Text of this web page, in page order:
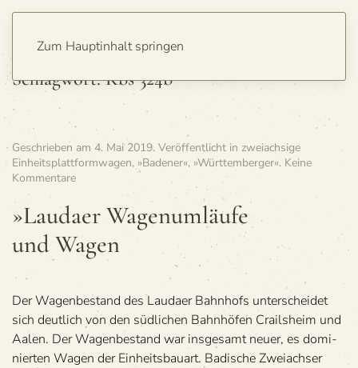
Zum Hauptinhalt springen
Schlagwort:Kbs 324b
Geschrieben am 4. Mai 2019. Veröffentlicht in zweiachsige
Einheitsplattformwagen, »Badener«, »Württemberger«. Keine
Kommentarezu
Wagen­
um­
läufe
»Lau­daer Wagen­um­läufe
und Wagen
Der Wagen­be­stand des Lau­daer Bahn­hofs unter­schei­det
sich deut­lich von den süd­li­chen Bahn­hö­fen Crails­heim und
Aalen. Der Wagen­be­stand war ins­ge­samt neuer, es domi­
nier­ten Wagen der Ein­heits­bau­art. Badi­sche Zwei­ach­ser